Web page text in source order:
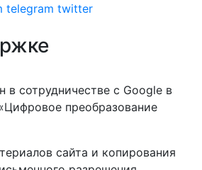
telegram twitter
в сотрудничестве с Google в
преобразование
сайта и копирования